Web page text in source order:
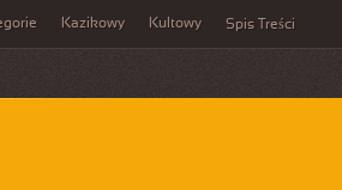
Kazikowy Kultowy Spis Treści